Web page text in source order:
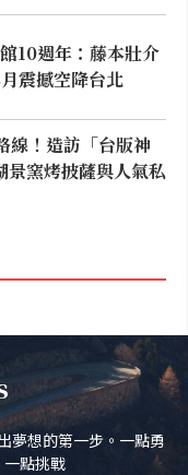
10週年：藤本壯介
震撼空降台北
線！造訪「台版神
景窯烤披薩與人氣私
夢想的第一步。一點勇
點挑戰